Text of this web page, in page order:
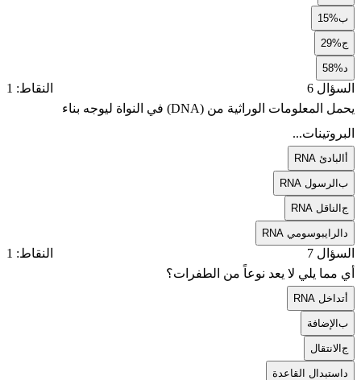
ب15%
ج29%
58%
السؤال 6
النقاط: 1
يحمل المعلومات الوراثية من (DNA) في النواة ليوجه بناء
البروتينات...
RNA البادئ
بRNA الرسول
جRNA الناقل
RNA الرايبوسومي
السؤال 7
النقاط: 1
أي مما يلي لا يعد نوعاً من الطفرات؟
تداخل RNA
بالإضافة
جالانتقال
استبدال القاعدة